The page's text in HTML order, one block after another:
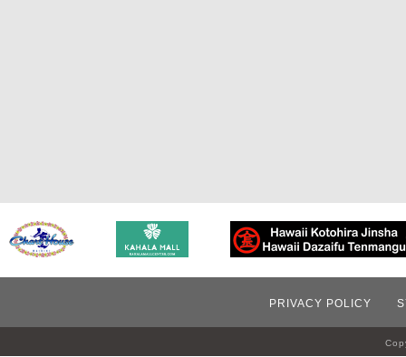
PRIVACY POLICY